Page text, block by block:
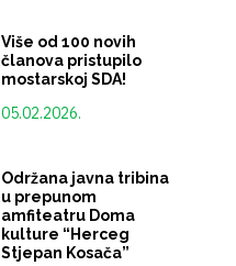
Više od 100 novih
članova pristupilo
mostarskoj SDA!
05.02.2026.
Održana javna tribina
u prepunom
amfiteatru Doma
kulture “Herceg
Stjepan Kosača”